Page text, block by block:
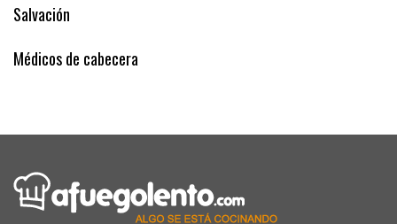
Salvación
Médicos de cabecera